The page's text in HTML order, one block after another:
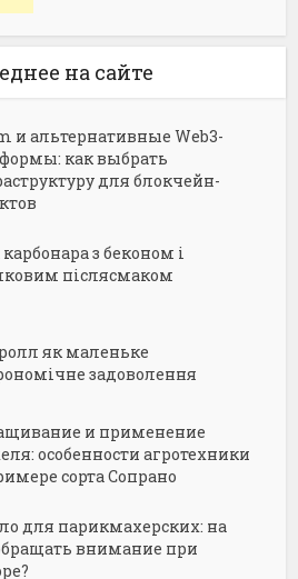
на сайте
и альтернативные Web3-
как выбрать
для блокчейн-
з беконом і
післясмаком
як маленьке
задоволення
и применение
особенности агротехники
сорта Сопрано
для парикмахерских: на
внимание при